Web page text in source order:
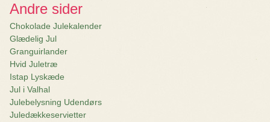
Andre sider
Chokolade Julekalender
Glædelig Jul
Granguirlander
Hvid Juletræ
Istap Lyskæde
Jul i Valhal
Julebelysning Udendørs
Juledækkeservietter